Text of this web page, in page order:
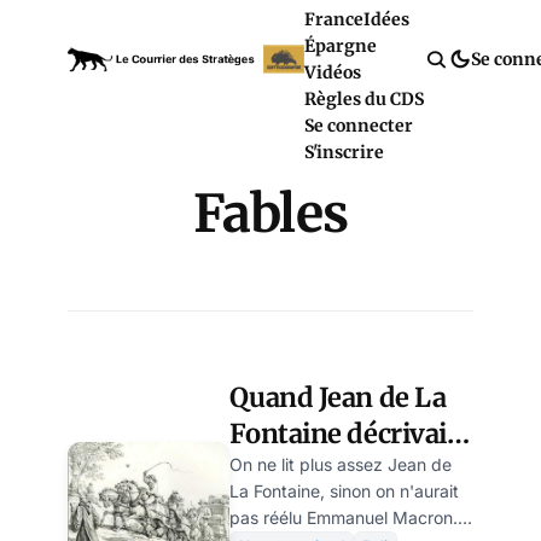
FranceIdées
Épargne
Vidéos
Règles du CDS
Se connecter
S'inscrire
Se
Fables
Quand Jean de La
Fontaine décrivait
par avance la
diplomatie
On ne lit plus assez Jean de
La Fontaine, sinon on n'aurait
pas réélu Emmanuel Macron. Il